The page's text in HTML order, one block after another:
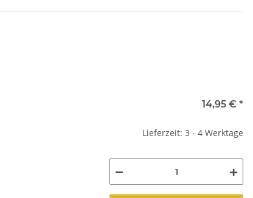
14,95 € *
Lieferzeit: 3 - 4 Werktage